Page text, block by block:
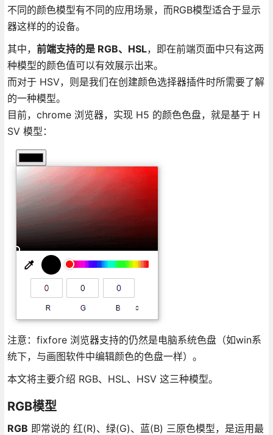
不同的颜色模型有不同的应用场景，而RGB模型适合于显示
器这样的的设备。
其中， 前端支持的是 RGB、HSL，即在前端页面中只有这两
种模型的颜色值可以有效展示出来。
而对于 HSV，则是我们在创建颜色选择器插件时所需要了解
的一种模型。
目前，chrome 浏览器，实现 H5 的颜色色盘，就是基于 H
SV 模型：
注意：fixfore 浏览器支持的仍然是电脑系统色盘（如win系
统下，与画图软件中编辑颜色的色盘一样）。
本文将主要介绍 RGB、HSL、HSV 这三种模型。
RGB模型
RGB 即常说的 红(R)、绿(G)、蓝(B) 三原色模型，是运用最